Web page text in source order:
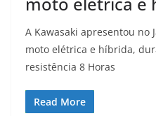
A Kawasaki apresentou no
moto elétrica e híbrida,
resistência 8 Horas
Read More